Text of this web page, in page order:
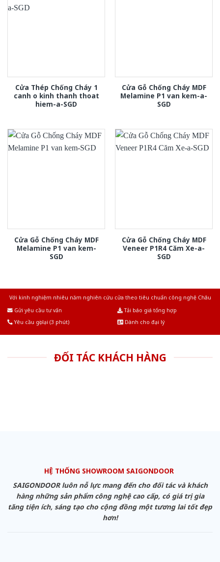
Cửa Thép Chống Cháy 1
canh o kinh thanh thoat
hiem-a-SGD
Cửa Gỗ Chống Cháy MDF
Melamine P1 van kem-a-
SGD
Cửa Gỗ Chống Cháy MDF
Melamine P1 van kem-
SGD
Cửa Gỗ Chống Cháy MDF
Veneer P1R4 Căm Xe-a-
SGD
Với kinh nghiệm nhiêu năm nghiên cứu cửa theo tiêu chuẩn công nghệ Châu
Gửi yêu cầu tư vấn
Tải báo giá tổng hợp
Yêu cầu gọi lại (3 phút)
Dành cho đại lý
ĐỐI TÁC KHÁCH HÀNG
HỆ THỐNG SHOWROOM SAIGONDOOR
SAIGONDOOR luôn nỗ lực mang đến cho đối tác và khách
hàng những sản phẩm công nghệ cao cấp, có giá trị gia
tăng tiện ích, sáng tạo cho cộng đồng một tương lai tốt đẹp
hơn!